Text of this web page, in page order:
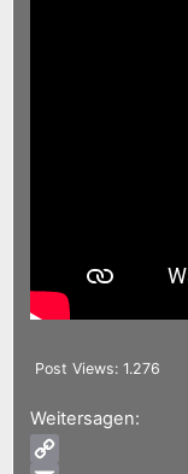
Post Views: 1.276
Weitersagen: